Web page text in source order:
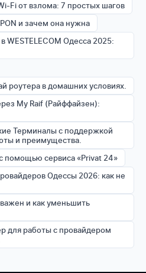
Fi от взлома: 7 простых шагов
и зачем она нужна
WESTELECOM Одесса 2025:
роутера в домашних условиях.
My Raif (Райффайзен):
Терминалы с поддержкой
и преимущества.
помощью сервиса «Privat 24»
Одессы 2026: как не
и как уменьшить
для работы с провайдером